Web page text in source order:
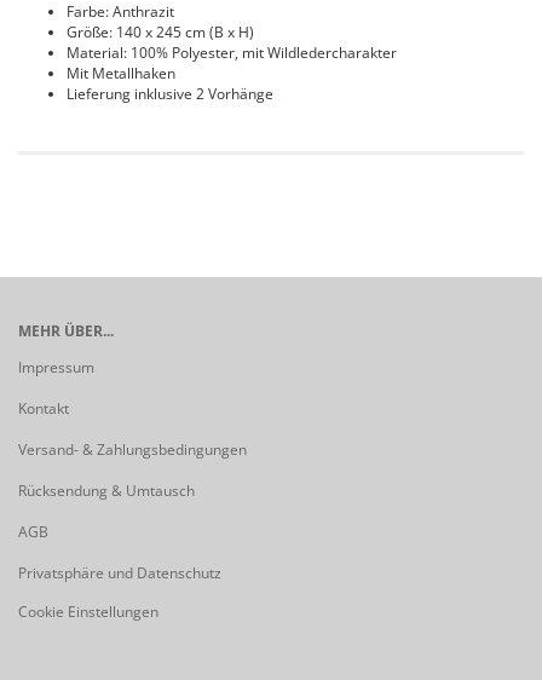
Farbe: Anthrazit
Größe: 140 x 245 cm (B x H)
Material: 100% Polyester, mit Wildledercharakter
Mit Metallhaken
Lieferung inklusive 2 Vorhänge
MEHR ÜBER...
Impressum
Kontakt
Versand- & Zahlungsbedingungen
Rücksendung & Umtausch
AGB
Privatsphäre und Datenschutz
Cookie Einstellungen